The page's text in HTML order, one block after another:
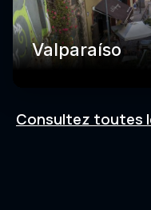
Valparaíso
Consultez toutes